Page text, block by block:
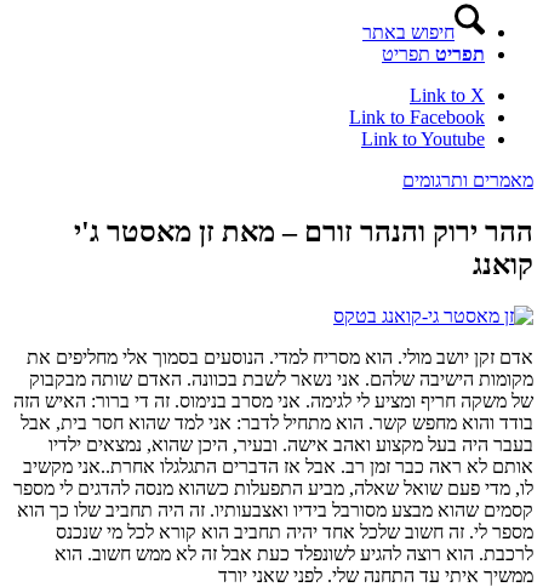
חיפוש באתר
תפריט תפריט
Link to X
Link to Facebook
Link to Youtube
ותרגומים
ירוק והנהר זורם – מאת זן מאסטר ג'י
זקן יושב מולי. הוא מסריח למדי. הנוסעים בסמוך אלי מחליפים את
הישיבה שלהם. אני נשאר לשבת בכוונה. האדם שותה מבקבוק
משקה חריף ומציע לי לגימה. אני מסרב בנימוס. זה די ברור: האיש הזה
והוא מחפש קשר. הוא מתחיל לדבר: אני למד שהוא חסר בית, אבל
היה בעל מקצוע ואהב אישה. ובעיר, היכן שהוא, נמצאים ילדיו
לא ראה כבר זמן רב. אבל אז הדברים התגלגלו אחרת..אני מקשיב
מדי פעם שואל שאלה, מביע התפעלות כשהוא מנסה להדגים לי מספר
שהוא מבצע מסורבל בידיו ואצבעותיו. זה היה תחביב שלו כך הוא
לי. זה חשוב שלכל אחד יהיה תחביב הוא קורא לכל מי שנכנס
הוא רוצה להגיע לשונפלד כעת אבל זה לא ממש חשוב. הוא
איתי עד התחנה שלי. לפני שאני יורד